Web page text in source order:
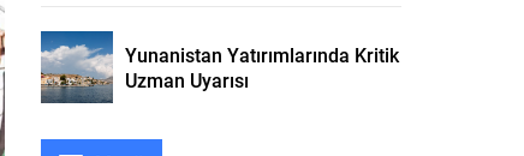
Yunanistan Yatırımlarında Kritik
Uzman Uyarısı